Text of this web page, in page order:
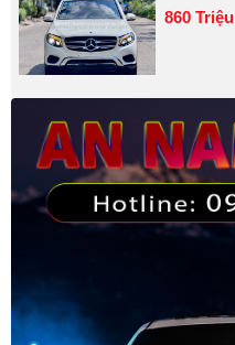
860 Triệu